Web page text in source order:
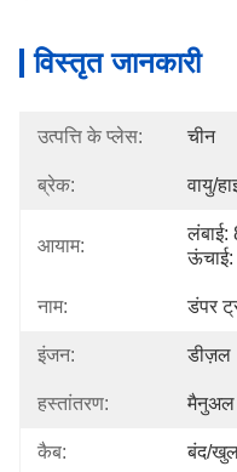
विस्तृत जानकारी
उत्पत्ति के प्लेस: चीन
ब्रेक: वायु/
आयाम:
लंबाई:
ऊंचाई:
नाम: डंपर
इंजन: डीज़ल
हस्तांतरण: मैनुअल
कैब: बंद/